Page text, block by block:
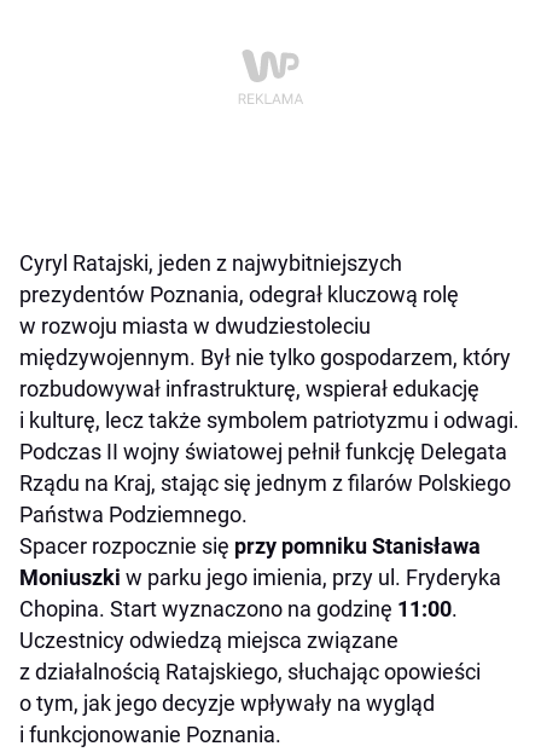
Cyryl Ratajski, jeden z najwybitniejszych
prezydentów Poznania, odegrał kluczową rolę
w rozwoju miasta w dwudziestoleciu
międzywojennym. Był nie tylko gospodarzem, który
rozbudowywał infrastrukturę, wspierał edukację
i kulturę, lecz także symbolem patriotyzmu i odwagi.
Podczas II wojny światowej pełnił funkcję Delegata
Rządu na Kraj, stając się jednym z filarów Polskiego
Państwa Podziemnego.
Spacer rozpocznie się przy pomniku Stanisława
Moniuszki w parku jego imienia, przy ul. Fryderyka
Chopina. Start wyznaczono na godzinę 11:00.
Uczestnicy odwiedzą miejsca związane
z działalnością Ratajskiego, słuchając opowieści
o tym, jak jego decyzje wpływały na wygląd
i funkcjonowanie Poznania.